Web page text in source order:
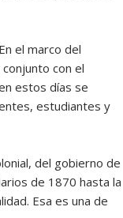
el marco del
con el
estos días se
estudiantes y
del gobierno de
de 1870 hasta la
Esa es una de